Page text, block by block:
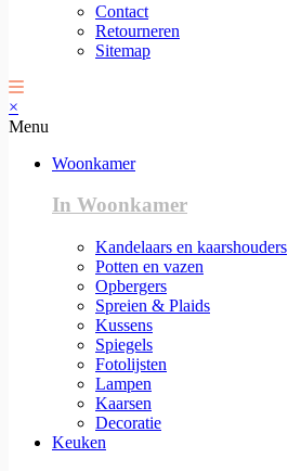
Contact
Retourneren
Sitemap
×
Menu
Woonkamer
In Woonkamer
Kandelaars en kaarshouders
Potten en vazen
Opbergers
Spreien & Plaids
Kussens
Spiegels
Fotolijsten
Lampen
Kaarsen
Decoratie
Keuken